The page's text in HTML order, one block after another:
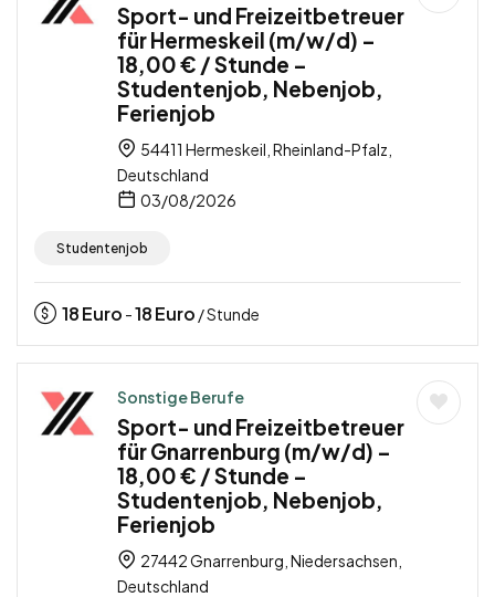
Sport- und Freizeitbetreuer
für Hermeskeil (m/w/d) –
18,00 € / Stunde –
Studentenjob, Nebenjob,
Ferienjob
54411 Hermeskeil, Rheinland-Pfalz,
Deutschland
03/08/2026
Studentenjob
18Euro -18Euro / Stunde
Sonstige Berufe
Sport- und Freizeitbetreuer
für Gnarrenburg (m/w/d) –
18,00 € / Stunde –
Studentenjob, Nebenjob,
Ferienjob
27442 Gnarrenburg, Niedersachsen,
Deutschland